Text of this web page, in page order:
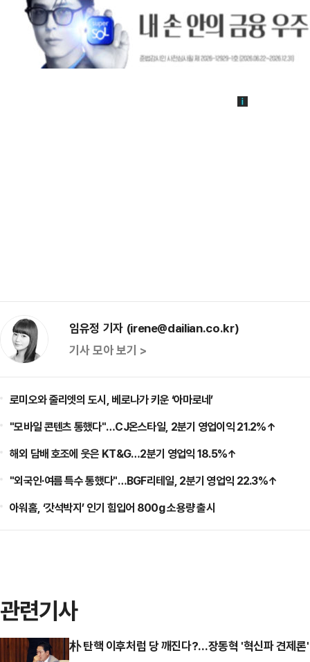
임유정 기자 (irene@dailian.co.kr)
기사 모아 보기 >
로미오와 줄리엣의 도시, 베로나가 키운 ‘아마로네’
"모바일 콘텐츠 통했다"…CJ온스타일, 2분기 영업이익 21.2%↑
해외 담배 호조에 웃은 KT&G…2분기 영업익 18.5%↑
"외국인·여름 특수 통했다"…BGF리테일, 2분기 영업익 22.3%↑
아워홈, ‘갓석박지’ 인기 힘입어 800g 소용량 출시
관련기사
朴 탄핵 이후처럼 당 깨진다?…장동혁 '혁신파 견제론